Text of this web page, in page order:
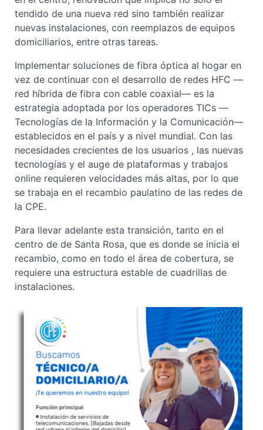
tendido de una nueva red sino también realizar
nuevas instalaciones, con reemplazos de equipos
domiciliarios, entre otras tareas.
Implementar soluciones de fibra óptica al hogar en
vez de continuar con el desarrollo de redes HFC —
red híbrida de fibra con cable coaxial— es la
estrategia adoptada por los operadores TICs —
Tecnologías de la Información y la Comunicación—
establecidos en el país y a nivel mundial. Con las
necesidades crecientes de los usuarios , las nuevas
tecnologías y el auge de plataformas y trabajos
online requieren velocidades más altas, por lo que
se trabaja en el recambio paulatino de las redes de
la CPE.
Para llevar adelante esta transición, tanto en el
centro de de Santa Rosa, que es donde se inicia el
recambio, como en todo el área de cobertura, se
requiere una estructura estable de cuadrillas de
instalaciones.